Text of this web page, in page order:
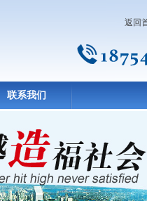
返回
联系我们